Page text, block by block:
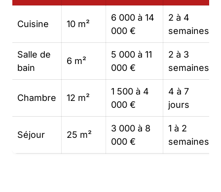
Cuisine 10 m²
6 000 à 14
000 €
2 à 4
semaines
Salle de
bain
6 m²
5 000 à 11
000 €
2 à 3
semaines
Chambre 12 m²
1 500 à 4
000 €
4 à 7
jours
Séjour 25 m²
3 000 à 8
000 €
1 à 2
semaines